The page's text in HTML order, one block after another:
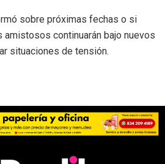
sobre próximas fechas o si
continuarán bajo nuevos
situaciones de tensión.